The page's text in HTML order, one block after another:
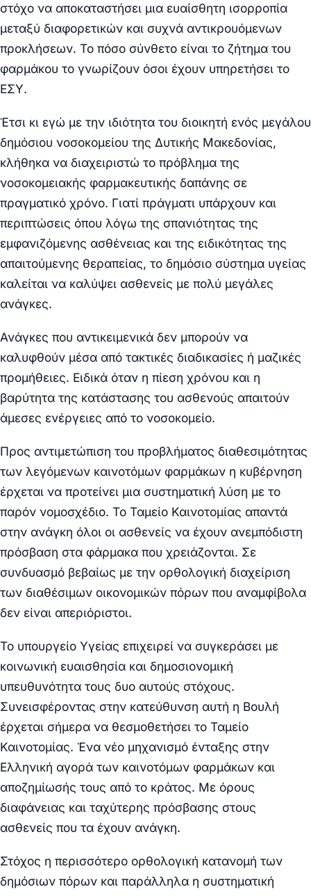
στόχο να αποκαταστήσει μια ευαίσθητη ισορροπία
μεταξύ διαφορετικών και συχνά αντικρουόμενων
προκλήσεων. Το πόσο σύνθετο είναι το ζήτημα του
φαρμάκου το γνωρίζουν όσοι έχουν υπηρετήσει το
ΕΣΥ.
Έτσι κι εγώ με την ιδιότητα του διοικητή ενός μεγάλου
δημόσιου νοσοκομείου της Δυτικής Μακεδονίας,
κλήθηκα να διαχειριστώ το πρόβλημα της
νοσοκομειακής φαρμακευτικής δαπάνης σε
πραγματικό χρόνο. Γιατί πράγματι υπάρχουν και
περιπτώσεις όπου λόγω της σπανιότητας της
εμφανιζόμενης ασθένειας και της ειδικότητας της
απαιτούμενης θεραπείας, το δημόσιο σύστημα υγείας
καλείται να καλύψει ασθενείς με πολύ μεγάλες
ανάγκες.
Ανάγκες που αντικειμενικά δεν μπορούν να
καλυφθούν μέσα από τακτικές διαδικασίες ή μαζικές
προμήθειες. Ειδικά όταν η πίεση χρόνου και η
βαρύτητα της κατάστασης του ασθενούς απαιτούν
άμεσες ενέργειες από το νοσοκομείο.
Προς αντιμετώπιση του προβλήματος διαθεσιμότητας
των λεγόμενων καινοτόμων φαρμάκων η κυβέρνηση
έρχεται να προτείνει μια συστηματική λύση με το
παρόν νομοσχέδιο. Το Ταμείο Καινοτομίας απαντά
στην ανάγκη όλοι οι ασθενείς να έχουν ανεμπόδιστη
πρόσβαση στα φάρμακα που χρειάζονται. Σε
συνδυασμό βεβαίως με την ορθολογική διαχείριση
των διαθέσιμων οικονομικών πόρων που αναμφίβολα
δεν είναι απεριόριστοι.
Το υπουργείο Υγείας επιχειρεί να συγκεράσει με
κοινωνική ευαισθησία και δημοσιονομική
υπευθυνότητα τους δυο αυτούς στόχους.
Συνεισφέροντας στην κατεύθυνση αυτή η Βουλή
έρχεται σήμερα να θεσμοθετήσει το Ταμείο
Καινοτομίας. Ένα νέο μηχανισμό ένταξης στην
Ελληνική αγορά των καινοτόμων φαρμάκων και
αποζημίωσής τους από το κράτος. Με όρους
διαφάνειας και ταχύτερης πρόσβασης στους
ασθενείς που τα έχουν ανάγκη.
Στόχος η περισσότερο ορθολογική κατανομή των
δημόσιων πόρων και παράλληλα η συστηματική